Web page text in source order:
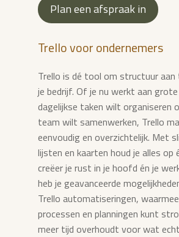
Plan een afspraak in
Trello voor ondernemers
Trello is dé tool om structuur aan
je bedrijf. Of je nu werkt aan
dagelijkse taken wilt organiseren
team wilt samenwerken, Trello
eenvoudig en overzichtelijk. Met
lijsten en kaarten houd je alles op
creëer je rust in je hoofd én je
heb je geavanceerde
Trello automatiseringen,
processen en planningen kunt
meer tijd overhoudt voor wat